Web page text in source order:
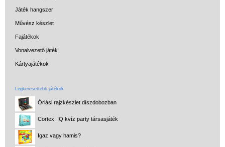
Játék hangszer
Művész készlet
Fajátékok
Vonalvezető játék
Kártyajátékok
Legkeresettebb játékok
Óriási rajzkészlet díszdobozban
Cortex, IQ kvíz party társasjáték
Igaz vagy hamis?